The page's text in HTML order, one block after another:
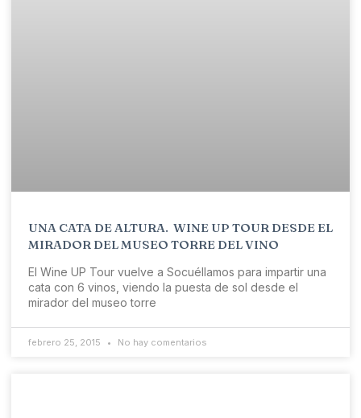
UNA CATA DE ALTURA. WINE UP TOUR DESDE EL
MIRADOR DEL MUSEO TORRE DEL VINO
El Wine UP Tour vuelve a Socuéllamos para impartir una
cata con 6 vinos, viendo la puesta de sol desde el
mirador del museo torre
febrero 25, 2015 No hay comentarios